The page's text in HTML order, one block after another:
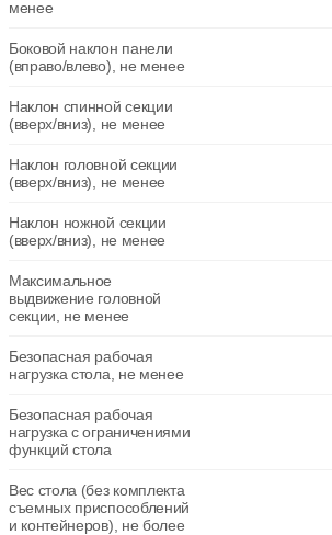
менее
Боковой наклон панели
(вправо/влево), не менее
Наклон спинной секции
(вверх/вниз), не менее
Наклон головной секции
(вверх/вниз), не менее
Наклон ножной секции
(вверх/вниз), не менее
Максимальное
выдвижение головной
секции, не менее
Безопасная рабочая
нагрузка стола, не менее
Безопасная рабочая
нагрузка с ограничениями
функций стола
Вес стола (без комплекта
съемных приспособлений
и контейнеров), не более